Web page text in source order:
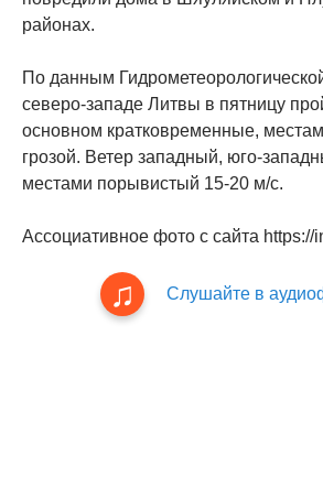
районах.
По данным
северо-западе Литвы в пятницу
основном кратковременные,
грозой. Ветер западный, юго-
местами порывистый 15-20 м/с.
Ассоциативное фото с сайта https://
Слушайте в